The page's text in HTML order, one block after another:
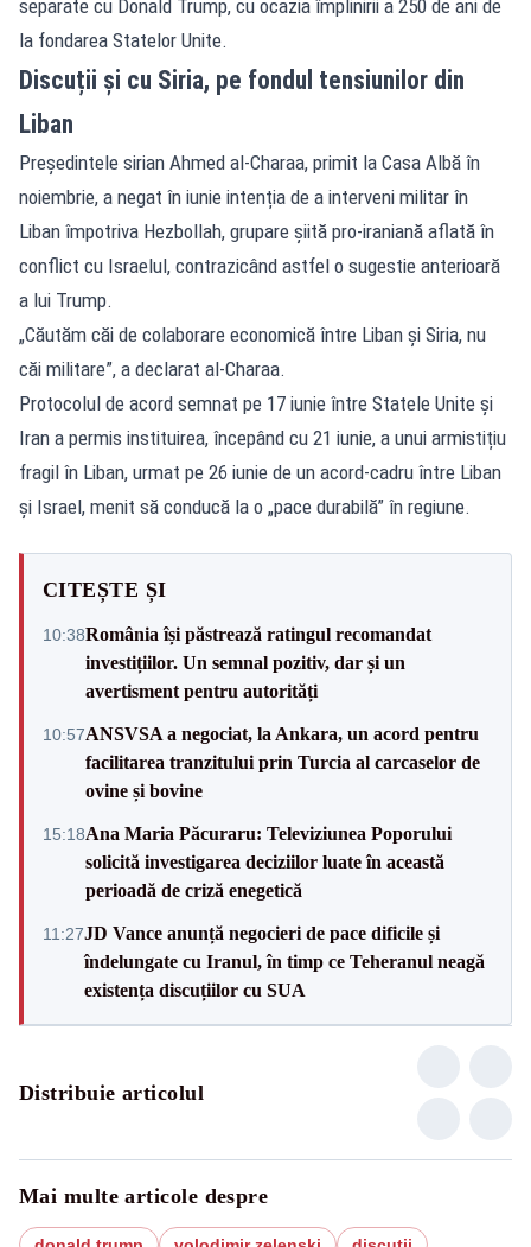
separate cu Donald Trump, cu ocazia împlinirii a 250 de ani de
la fondarea Statelor Unite.
Discuții și cu Siria, pe fondul tensiunilor din
Liban
Președintele sirian Ahmed al-Charaa, primit la Casa Albă în
noiembrie, a negat în iunie intenția de a interveni militar în
Liban împotriva Hezbollah, grupare șiită pro-iraniană aflată în
conflict cu Israelul, contrazicând astfel o sugestie anterioară
a lui Trump.
„Căutăm căi de colaborare economică între Liban și Siria, nu
căi militare”, a declarat al-Charaa.
Protocolul de acord semnat pe 17 iunie între Statele Unite și
Iran a permis instituirea, începând cu 21 iunie, a unui armistițiu
fragil în Liban, urmat pe 26 iunie de un acord-cadru între Liban
și Israel, menit să conducă la o „pace durabilă” în regiune.
CITEȘTE ȘI
10:38România își păstrează ratingul recomandat
investițiilor. Un semnal pozitiv, dar și un
avertisment pentru autorități
10:57ANSVSA a negociat, la Ankara, un acord pentru
facilitarea tranzitului prin Turcia al carcaselor de
ovine și bovine
15:18Ana Maria Păcuraru: Televiziunea Poporului
solicită investigarea deciziilor luate în această
perioadă de criză enegetică
11:27JD Vance anunță negocieri de pace dificile și
îndelungate cu Iranul, în timp ce Teheranul neagă
existența discuțiilor cu SUA
Distribuie articolul
Mai multe articole despre